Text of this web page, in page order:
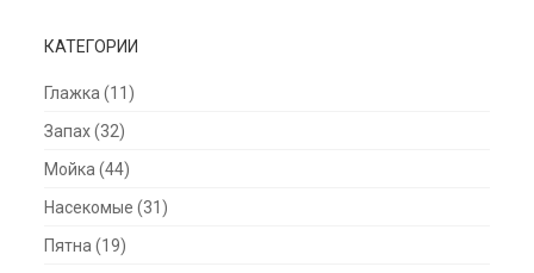
КАТЕГОРИИ
Глажка (11)
Запах(32)
Мойка (44)
Насекомые (31)
Пятна (19)